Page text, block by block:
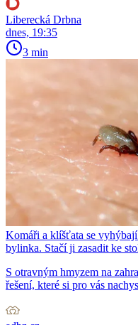
Liberecká Drbna
dnes, 19:35
3 min
Komáři a klíšťata se vyhýbají
bylinka. Stačí ji zasadit ke
S otravným hmyzem na
řešení, které si pro vás